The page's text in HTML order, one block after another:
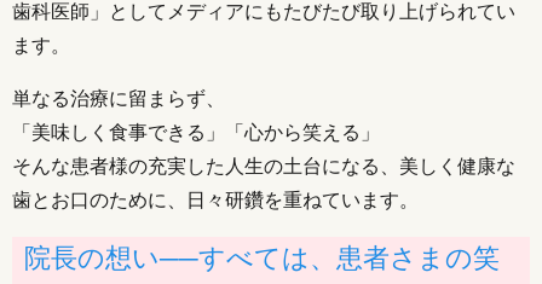
歯科医師」としてメディアにもたびたび取り上げられてい
ます。
単なる治療に留まらず、
「美味しく食事できる」「心から笑える」
そんな患者様の充実した人生の土台になる、美しく健康な
歯とお口のために、日々研鑽を重ねています。
院長の想い──すべては、患者さまの笑